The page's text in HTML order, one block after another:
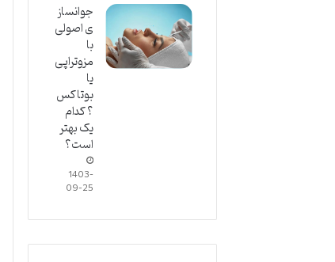
جوانساز
ی اصولی
با
مزوتراپی
یا
بوتاکس
؟ کدام
یک بهتر
است؟
1403-
09-25